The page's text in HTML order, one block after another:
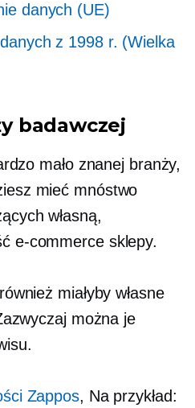
danych (UE)
z 1998 r. (Wielka
badawczej
mało znanej branży,
mieć mnóstwo
własną,
e-commercesklepy.
miałyby własne
można je
Zappos, Na przykład: